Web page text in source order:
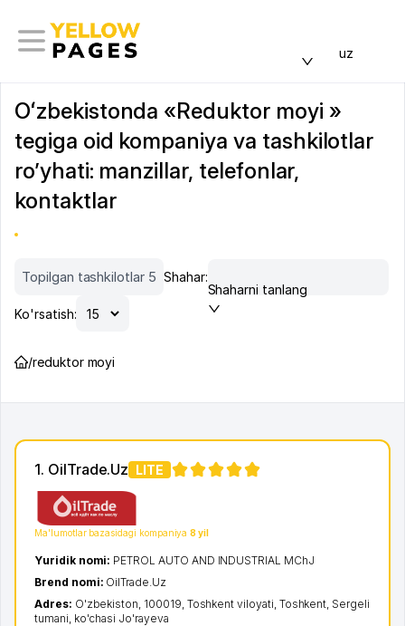
uz
Oʻzbekistonda «Reduktor moyi »
tegiga oid kompaniya va tashkilotlar
ro’yhati: manzillar, telefonlar,
kontaktlar
Topilgan tashkilotlar 5 Shahar:
Shaharni tanlang
Ko'rsatish:
/reduktor moyi
1. OilTrade.Uz LITE
Ma'lumotlar bazasidagi kompaniya8 yil
Yuridik nomi: PETROL AUTO AND INDUSTRIAL MChJ
Brend nomi: OilTrade.Uz
Adres: O'zbekiston, 100019, Toshkent viloyati, Toshkent, Sergeli
tumani, ko'chasi Jo'rayeva